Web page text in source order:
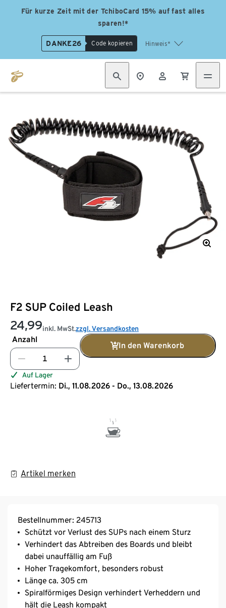
Für kurze Zeit mit der TchiboCard 15% auf fast alles
sparen!*
DANKE26 Code kopieren Hinweis*
F2 SUP Coiled Leash
24,99inkl. MwSt.zzgl. Versandkosten
Anzahl
In den Warenkorb
Auf Lager
Liefertermin: Di., 11.08.2026 - Do., 13.08.2026
Artikel merken
Bestellnummer: 245713
Schützt vor Verlust des SUPs nach einem Sturz
Verhindert das Abtreiben des Boards und bleibt
dabei unauffällig am Fuß
Hoher Tragekomfort, besonders robust
Länge ca. 305 cm
Spiralförmiges Design verhindert Verheddern und
hält die Leash kompakt